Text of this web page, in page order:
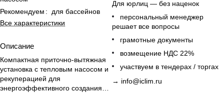
Рекомендуем :
для бассейнов
Все характеристики
Описание
Компактная приточно-вытяжная
установка с тепловым насосом и
рекуперацией для
энергоэффективного создания
Для юрлиц — без наценок
персональный менеджер
решает все вопросы
грамотные документы
возмещение НДС 22%
участвуем в тендерах / торгах
→ info@iclim.ru